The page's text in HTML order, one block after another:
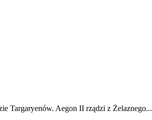
Targaryenów. Aegon II rządzi z Żelaznego...